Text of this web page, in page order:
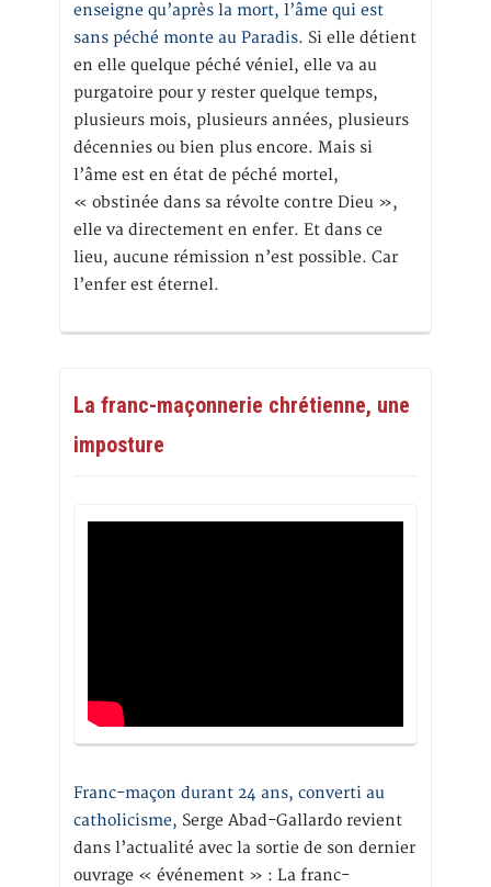
enseigne qu’après la mort, l’âme qui est
sans péché monte au Paradis. Si elle détient
en elle quelque péché véniel, elle va au
purgatoire pour y rester quelque temps,
plusieurs mois, plusieurs années, plusieurs
décennies ou bien plus encore. Mais si
l’âme est en état de péché mortel,
« obstinée dans sa révolte contre Dieu »,
elle va directement en enfer. Et dans ce
lieu, aucune rémission n’est possible. Car
l’enfer est éternel.
La franc-maçonnerie chrétienne, une
imposture
Franc-maçon durant 24 ans, converti au
catholicisme, Serge Abad-Gallardo revient
dans l’actualité avec la sortie de son dernier
ouvrage « événement » : La franc-